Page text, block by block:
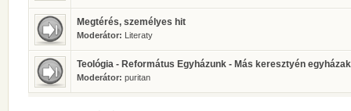
Megtérés, személyes hit
Moderátor: Literaty
Teológia - Református Egyházunk - Más keresztyén egyházak
Moderátor: puritan